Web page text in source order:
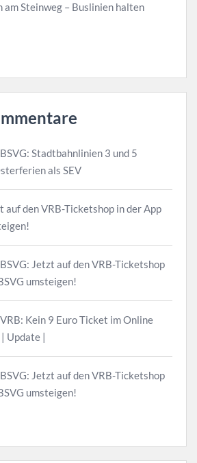
am Steinweg – Buslinien halten
BSVG: Stadtbahnlinien 3 und 5
als SEV
auf den VRB-Ticketshop in der App
BSVG: Jetzt auf den VRB-Ticketshop
umsteigen!
VRB: Kein 9 Euro Ticket im Online
Update |
BSVG: Jetzt auf den VRB-Ticketshop
umsteigen!